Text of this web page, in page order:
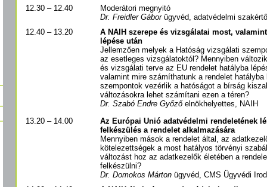
12.30 – 12.40
Moderátori megnyitó
Dr. Freidler Gáborügyvéd, adatvédelmi
12.40 – 13.20
A NAIH szerepe és vizsgálatai most,
lépése után
Jellemzően melyek a Hatóság vizsgálati
az esetleges vizsgálatoktól? Mennyiben
és vizsgálati terve az EU rendelet hatályba
valamint mire számíthatunk a rendelet hatályba
szempontok vezérlik a hatóságot a bírság
változásokra lehet számítani ezen a téren?
Dr. Szabó Endre Győzőelnökhelyettes, NAIH
13.20 – 14.00
Az Európai Unió adatvédelmi rendeletének
felkészülés a rendelet alkalmazására
Mennyiben mások a rendelet által, az
kötelezettségek a most hatályos törvényi
változást hoz az adatkezelők életében a
felkészülni?
Dr. Domokos Márton ügyvéd, CMS Ügyvédi